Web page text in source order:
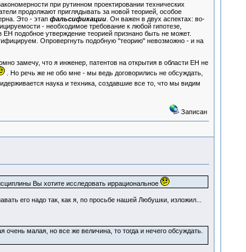
при рутинном проектировании технических
продолжают приглядывать за новой теорией, особое
Это - этап фальсификации. Он важен в двух аспектах: во-
- необходимое требование к любой гипотезе,
подобное утверждение теорией признано быть не может.
Опровергнуть подобную "теорию" невозможно - и на
замечу, что я инженер, патентов на открытия в области ЕН не
. Но речь же не обо мне - мы ведь договорились не обсуждать,
наука и техника, создавшие все то, что мы видим
Записан
Вы хотите исследовать иррациональное
его надо так, как я, по просьбе нашей Любушки, изложил...
очень малая, но все же величина, то тогда и нечего обсуждать.